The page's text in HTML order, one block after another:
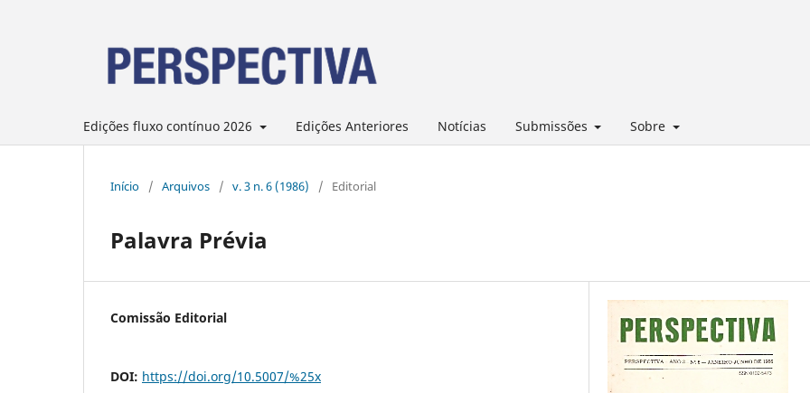
Edições fluxo contínuo 2026 Edições Anteriores Notícias Submissões Sobre
Início / Arquivos / v. 3 n. 6 (1986) / Editorial
Palavra Prévia
Comissão Editorial
DOI: https://doi.org/10.5007/%25x